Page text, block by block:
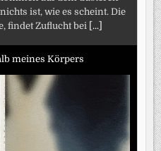
ist, wie es scheint. Die
findet Zuflucht bei [...]
meines Körpers